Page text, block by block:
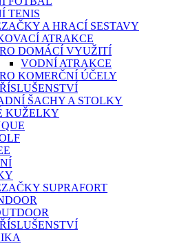
TENIS
A HRACÍ SESTAVY
ATRAKCE
DOMÁCÍ VYUŽITÍ
VODNÍ ATRAKCE
KOMERČNÍ ÚČELY
ŠACHY A STOLKY
KUŽELKY
SUPRAFORT